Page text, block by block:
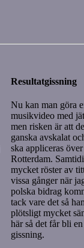
Resultatgissning
Nu kan man göra
musikvideo med
men risken är att
ganska avskalat
ska appliceras
Rotterdam.
mycket röster av
vissa gånger när
polska bidrag
tack vare det så
plötsligt mycket
här så det får bli
gissning.